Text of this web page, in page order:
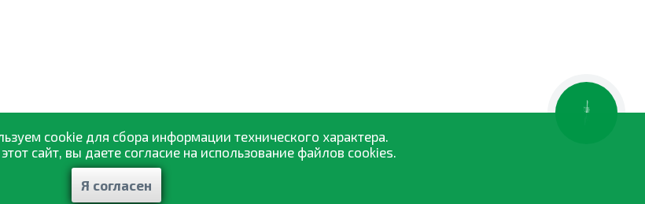
cookie для сбора информации технического характера.
сайт, вы даете согласие на использование файлов cookies.
Я согласен
КНОПКА